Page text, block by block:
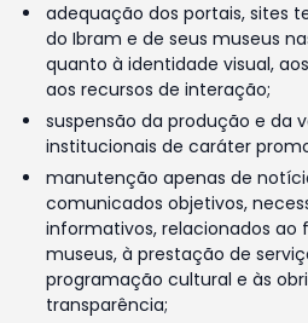
adequação dos portais, sites
do Ibram e de seus museus
quanto à identidade visual,
aos recursos de interação;
suspensão da produção e da
institucionais de caráter
manutenção apenas de
comunicados objetivos,
informativos, relacionados ao
museus, à prestação de
programação cultural e às
transparência;